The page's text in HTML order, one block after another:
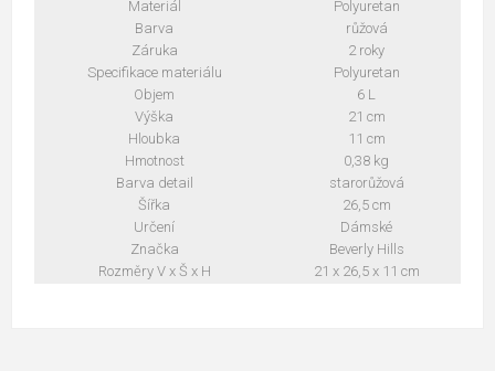
Materiál
Polyuretan
Barva
růžová
Záruka
2 roky
Specifikace materiálu
Polyuretan
Objem
6 L
Výška
21 cm
Hloubka
11 cm
Hmotnost
0,38 kg
Barva detail
starorůžová
Šířka
26,5 cm
Určení
Dámské
Značka
Beverly Hills
Rozměry V x Š x H
21 x 26,5 x 11 cm